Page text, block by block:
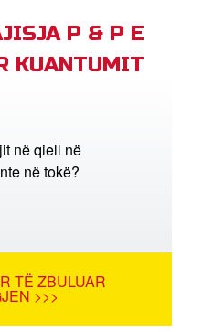
P & P E
KUANTUMIT
në qiell në
në tokë?
TË ZBULUAR
>>>